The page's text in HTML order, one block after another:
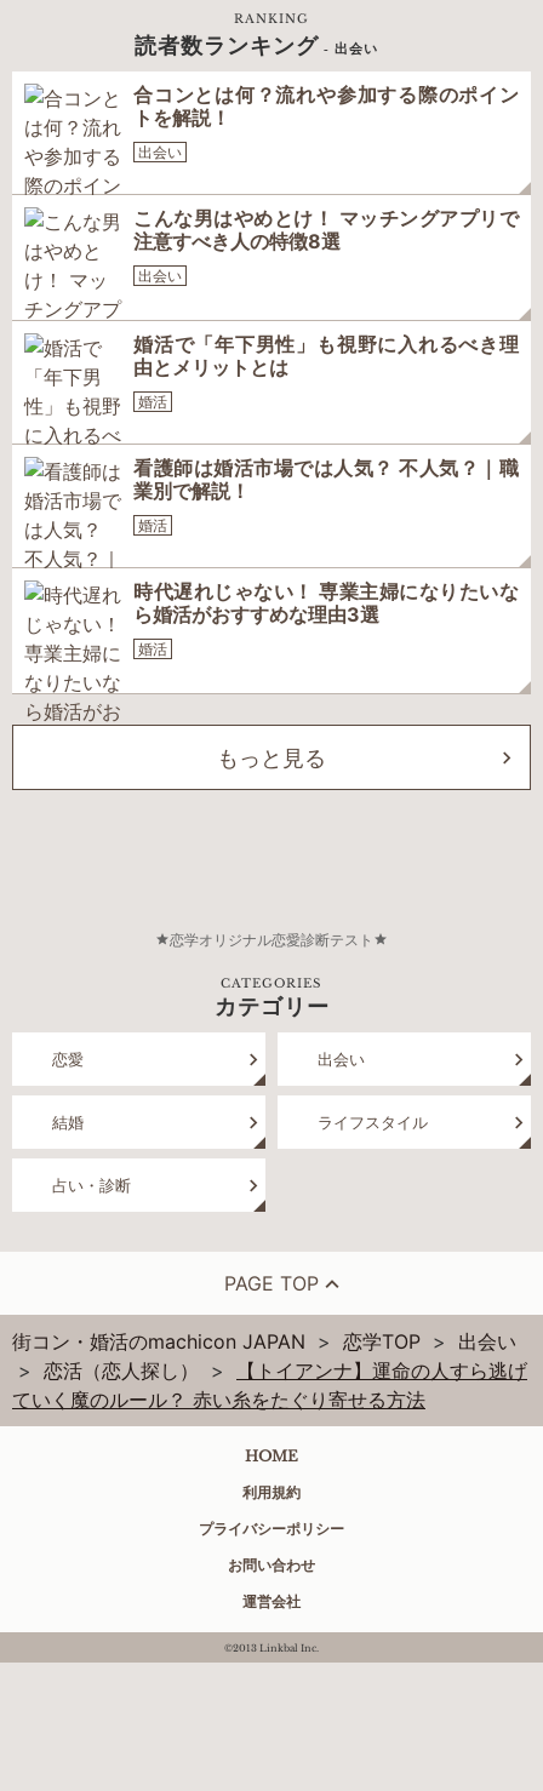
RANKING
読者数ランキング - 出会い
合コンとは何？流れや参加する際のポイン
トを解説！
出会い
こんな男はやめとけ！ マッチングアプリで
注意すべき人の特徴8選
出会い
婚活で「年下男性」も視野に入れるべき理
由とメリットとは
婚活
看護師は婚活市場では人気？ 不人気？｜職
業別で解説！
婚活
時代遅れじゃない！ 専業主婦になりたいな
ら婚活がおすすめな理由3選
婚活
もっと見る
恋学オリジナル恋愛診断テスト
CATEGORIES
カテゴリー
恋愛 出会い
結婚 ライフスタイル
占い・診断
PAGE TOP
街コン・婚活のmachicon JAPAN 恋学TOP
出会い
恋活（恋人探し）
【トイアンナ】運命の人すら逃げ
ていく魔のルール？ 赤い糸をたぐり寄せる方法
HOME
利用規約
プライバシーポリシー
お問い合わせ
運営会社
©2013 Linkbal Inc.